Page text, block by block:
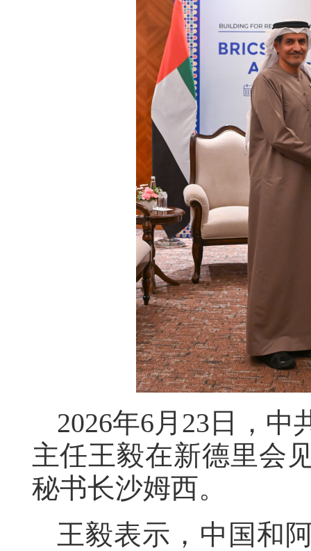
2026年6月23日，
主任王毅在新德里会
秘书长沙姆西。
王毅表示，中国和